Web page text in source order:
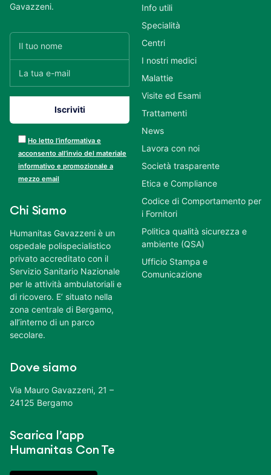
Gavazzeni.
Ho letto l’informativa e
acconsento all’invio del materiale
informativo e promozionale a
mezzo email
Chi Siamo
Humanitas Gavazzeni è un
ospedale polispecialistico
privato accreditato con il
Servizio Sanitario Nazionale
per le attività ambulatoriali e
di ricovero. E’ situato nella
zona centrale di Bergamo,
all’interno di un parco
secolare.
Dove siamo
Via Mauro Gavazzeni, 21 –
24125 Bergamo
Scarica l’app
Humanitas Con Te
Info utili
Specialità
Centri
I nostri medici
Malattie
Visite ed Esami
Trattamenti
News
Lavora con noi
Società trasparente
Etica e Compliance
Codice di Comportamento per
i Fornitori
Politica qualità sicurezza e
ambiente (QSA)
Ufficio Stampa e
Comunicazione